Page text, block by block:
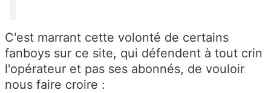
C'est marrant cette volonté de certains
fanboys sur ce site, qui défendent à tout crin
l'opérateur et pas ses abonnés, de vouloir
nous faire croire :